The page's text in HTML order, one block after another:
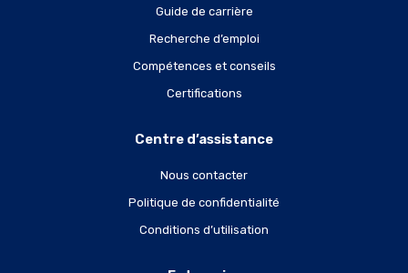
Guide de carrière
Recherche d’emploi
Compétences et conseils
Certifications
Centre d’assistance
Nous contacter
Politique de confidentialité
Conditions d’utilisation